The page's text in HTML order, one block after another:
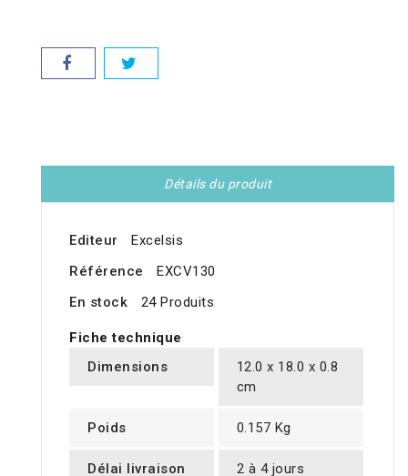
Détails du produit
Editeur
Excelsis
Référence
EXCV130
En stock
24 Produits
Fiche technique
Dimensions
12.0 x 18.0 x 0.8
cm
Poids 0.157 Kg
Délai livraison 2 à 4 jours